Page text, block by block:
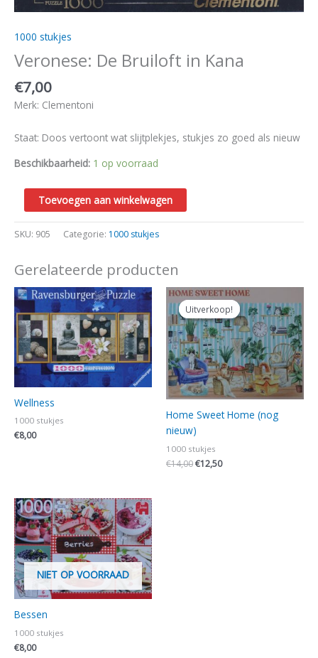
1000 stukjes
Veronese: De Bruiloft in Kana
€7,00
Merk: Clementoni
Staat: Doos vertoont wat slijtplekjes, stukjes zo goed als nieuw
Beschikbaarheid: 1 op voorraad
Toevoegen aan winkelwagen
SKU: 905 Categorie: 1000 stukjes
Gerelateerde producten
Wellness
1000 stukjes
€8,00
Uitverkoop!
Uitverkoop!
Home Sweet Home (nog
nieuw)
1000 stukjes
€14,00
Oorspronkelijke
prijs
was:
€14,00.
€12,50
Huidige
prijs
is:
€12,50.
NIET OP VOORRAAD
Bessen
1000 stukjes
€8,00